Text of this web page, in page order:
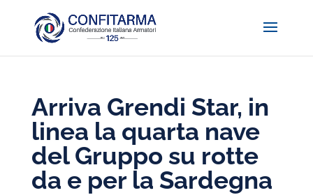
Arriva Grendi Star, in
linea la quarta nave
del Gruppo su rotte
da e per la Sardegna